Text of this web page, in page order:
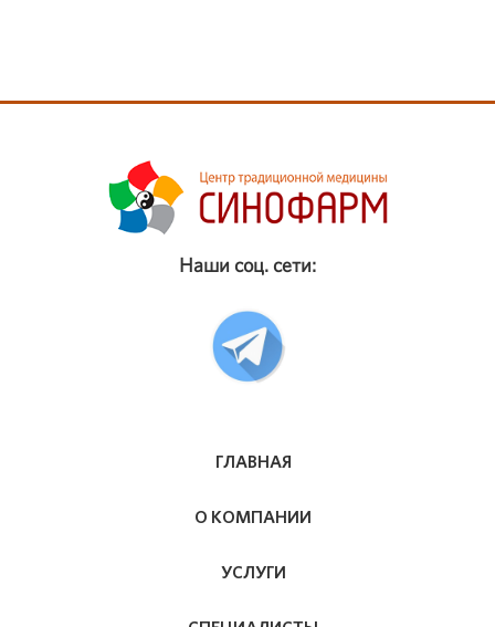
Наши соц. сети:
ГЛАВНАЯ
О КОМПАНИИ
УСЛУГИ